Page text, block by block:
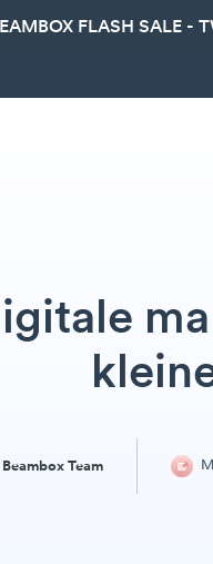
FLASH SALE -
Beambox Team